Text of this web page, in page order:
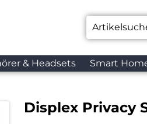
& Headsets Smart
Displex Privacy